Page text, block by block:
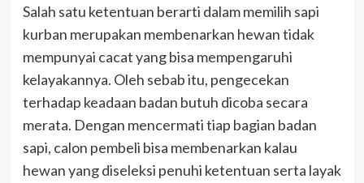
Salah satu ketentuan berarti dalam memilih sapi
kurban merupakan membenarkan hewan tidak
mempunyai cacat yang bisa mempengaruhi
kelayakannya. Oleh sebab itu, pengecekan
terhadap keadaan badan butuh dicoba secara
merata. Dengan mencermati tiap bagian badan
sapi, calon pembeli bisa membenarkan kalau
hewan yang diseleksi penuhi ketentuan serta layak